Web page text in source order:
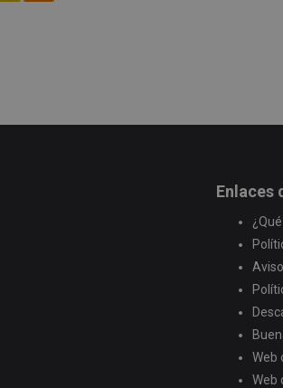
Enlaces
Web
Web